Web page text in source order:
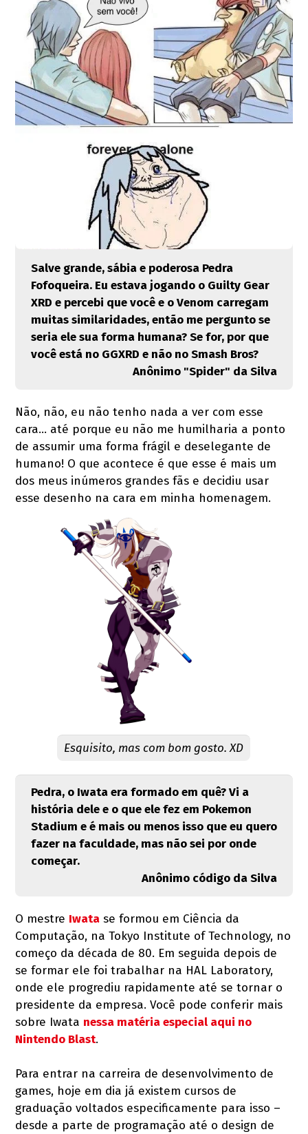
Salve grande, sábia e poderosa Pedra
Fofoqueira. Eu estava jogando o Guilty Gear
XRD e percebi que você e o Venom carregam
muitas similaridades, então me pergunto se
seria ele sua forma humana? Se for, por que
você está no GGXRD e não no Smash Bros?
Anônimo "Spider" da Silva
Não, não, eu não tenho nada a ver com esse
cara… até porque eu não me humilharia a ponto
de assumir uma forma frágil e deselegante de
humano! O que acontece é que esse é mais um
dos meus inúmeros grandes fãs e decidiu usar
esse desenho na cara em minha homenagem.
Esquisito, mas com bom gosto. XD
Pedra, o Iwata era formado em quê? Vi a
história dele e o que ele fez em Pokemon
Stadium e é mais ou menos isso que eu quero
fazer na faculdade, mas não sei por onde
começar.
Anônimo código da Silva
O mestre Iwata se formou em Ciência da
Computação, na Tokyo Institute of Technology, no
começo da década de 80. Em seguida depois de
se formar ele foi trabalhar na HAL Laboratory,
onde ele progrediu rapidamente até se tornar o
presidente da empresa. Você pode conferir mais
sobre Iwata nessa matéria especial aqui no
Nintendo Blast.
Para entrar na carreira de desenvolvimento de
games, hoje em dia já existem cursos de
graduação voltados especificamente para isso –
desde a parte de programação até o design de